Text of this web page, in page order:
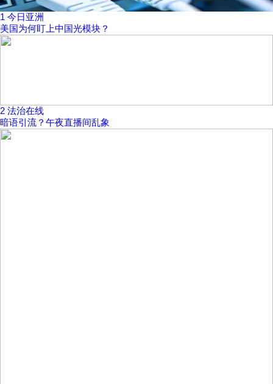
1 今日亚洲
美国为何盯上中国光模块？
2 法治在线
暗语引流？午夜直播间乱象